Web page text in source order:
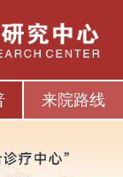
来院路线